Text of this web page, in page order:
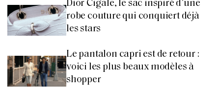
Dior Cigale, le sac inspiré d’une
robe couture qui conquiert déjà
les stars
Le pantalon capri est de retour :
voici les plus beaux modèles à
shopper